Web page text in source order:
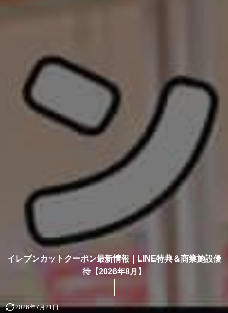
イレブンカットクーポン最新情報｜LINE特典＆商業施設優
待【2026年8月】
2026年7月21日